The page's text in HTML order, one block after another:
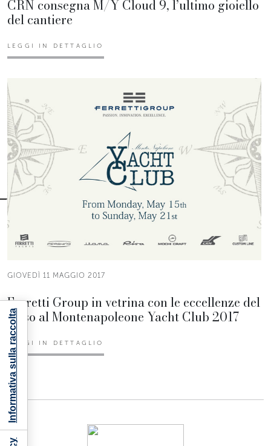
CRN consegna M/Y Cloud 9, l’ultimo gioiello
del cantiere
LEGGI IN DETTAGLIO
GIOVEDÌ 11 MAGGIO 2017
Ferretti Group in vetrina con le eccellenze del
lusso al Montenapoleone Yacht Club 2017
LEGGI IN DETTAGLIO
Informativa sulla raccolta